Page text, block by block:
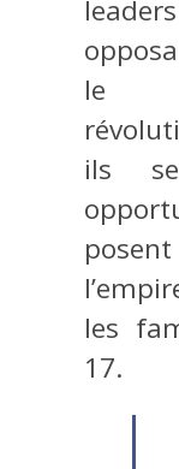
le
ils se
les
17.